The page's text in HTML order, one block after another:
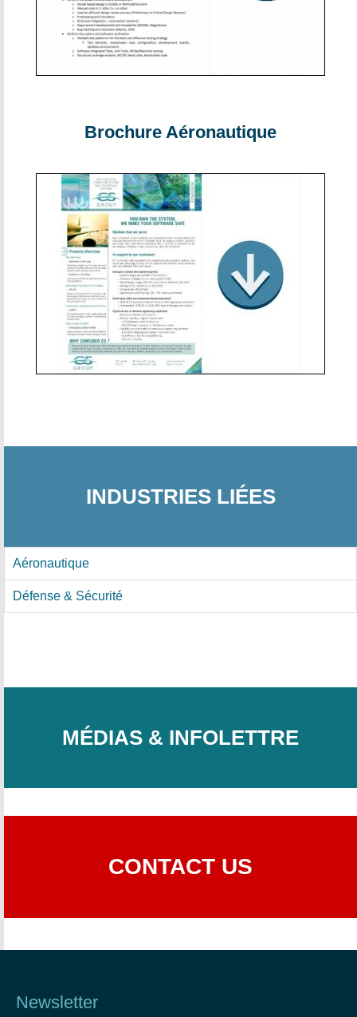
Brochure Aéronautique
INDUSTRIES LIÉES
Aéronautique
Défense & Sécurité
MÉDIAS & INFOLETTRE
CONTACT US
Newsletter